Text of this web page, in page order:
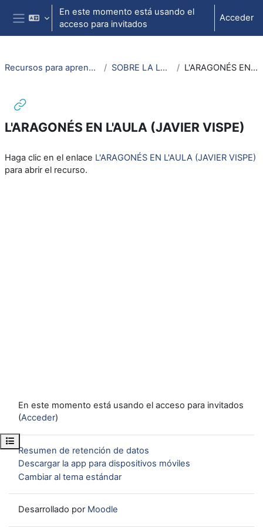
Salta al contenido principal
Panel lateral
En este momento está usando el
acceso para invitados
Acceder
Abrir índice del curso
Recursos para aprendizaje de lengua aragonesa SOBRE LA LUENGA ARAGONESA L'ARAGONÉS EN L'AULA (JAVIER VISPE)
L'ARAGONÉS EN L'AULA (JAVIER VISPE)
Haga clic en el enlace L'ARAGONÉS EN L'AULA (JAVIER VISPE)
para abrir el recurso.
En este momento está usando el acceso para invitados
(Acceder)
Resumen de retención de datos
Descargar la app para dispositivos móviles
Cambiar al tema estándar
Desarrollado por Moodle